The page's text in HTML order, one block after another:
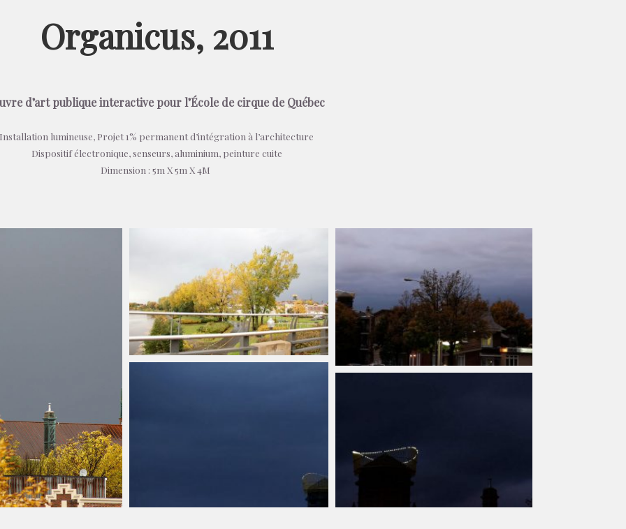
Organicus, 2011
d’art publique interactive pour l’École de cirque de Québec
Installation lumineuse, Projet 1% permanent d’intégration à l’architecture
Dispositif électronique, senseurs, aluminium, peinture cuite
Dimension : 5m X 5m X 4M